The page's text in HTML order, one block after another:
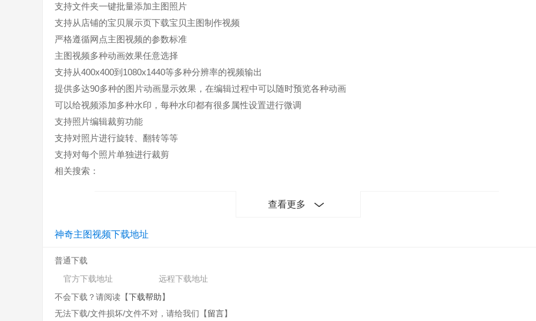
支持文件夹一键批量添加主图照片
支持从店铺的宝贝展示页下载宝贝主图制作视频
严格遵循网点主图视频的参数标准
主图视频多种动画效果任意选择
支持从400x400到1080x1440等多种分辨率的视频输出
提供多达90多种的图片动画显示效果，在编辑过程中可以随时预览各种动画
可以给视频添加多种水印，每种水印都有很多属性设置进行微调
支持照片编辑裁剪功能
支持对照片进行旋转、翻转等等
支持对每个照片单独进行裁剪
相关搜索：
查看更多
神奇主图视频下载地址
普通下载
官方下载地址
远程下载地址
不会下载？请阅读【下载帮助】
无法下载/文件损坏/文件不对，请给我们【留言】